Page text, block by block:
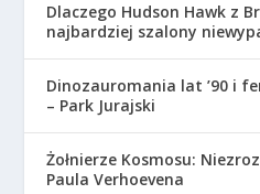
Dlaczego Hudson Hawk z
najbardziej szalony
Dinozauromania lat ’90 i
– Park Jurajski
Żołnierze Kosmosu:
Paula Verhoevena